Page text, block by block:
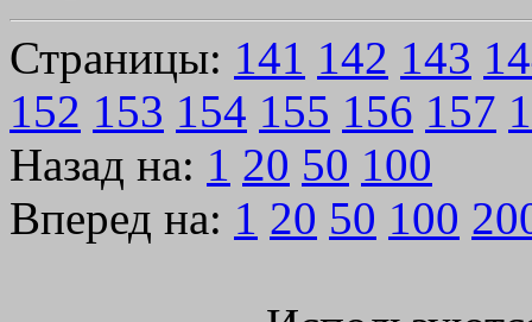
Страницы: 141 142 143
152 153 154 155 156 157
Назад на: 1 20 50 100
Вперед на: 1 20 50 100